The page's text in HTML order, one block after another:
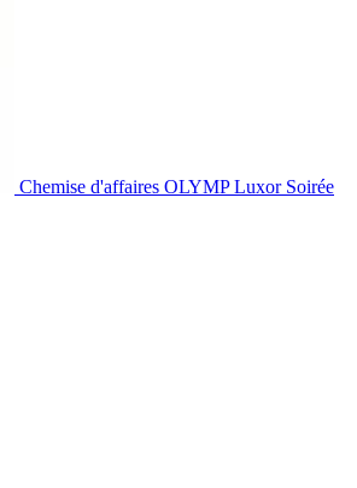
Chemise d'affaires OLYMP Luxor Soirée